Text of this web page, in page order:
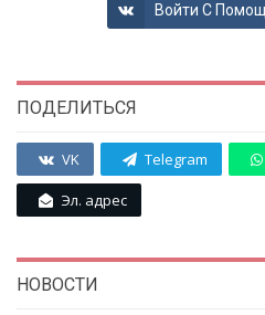
Войти С
ПОДЕЛИТЬСЯ
VK Telegram
Эл. адрес
НОВОСТИ